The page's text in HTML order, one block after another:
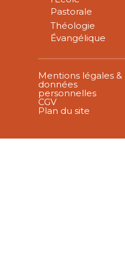
Pastorale
Théologie
Évangélique
Mentions légales &
données
personnelles
CGV
Plan du site